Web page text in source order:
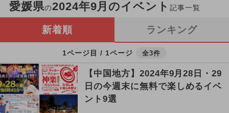
愛媛県の2024年9月のイベント記事一覧
新着順 ランキング
1ページ目 / 1ページ 全3件
【中国地方】2024年9月28日・29
日の今週末に無料で楽しめるイベ
ント9選